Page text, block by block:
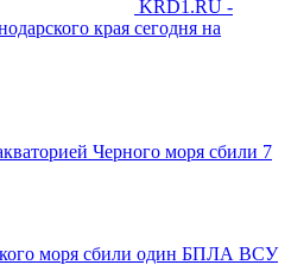
KRD1.RU -
края сегодня на
Черного моря сбили 7
моря сбили один БПЛА ВСУ